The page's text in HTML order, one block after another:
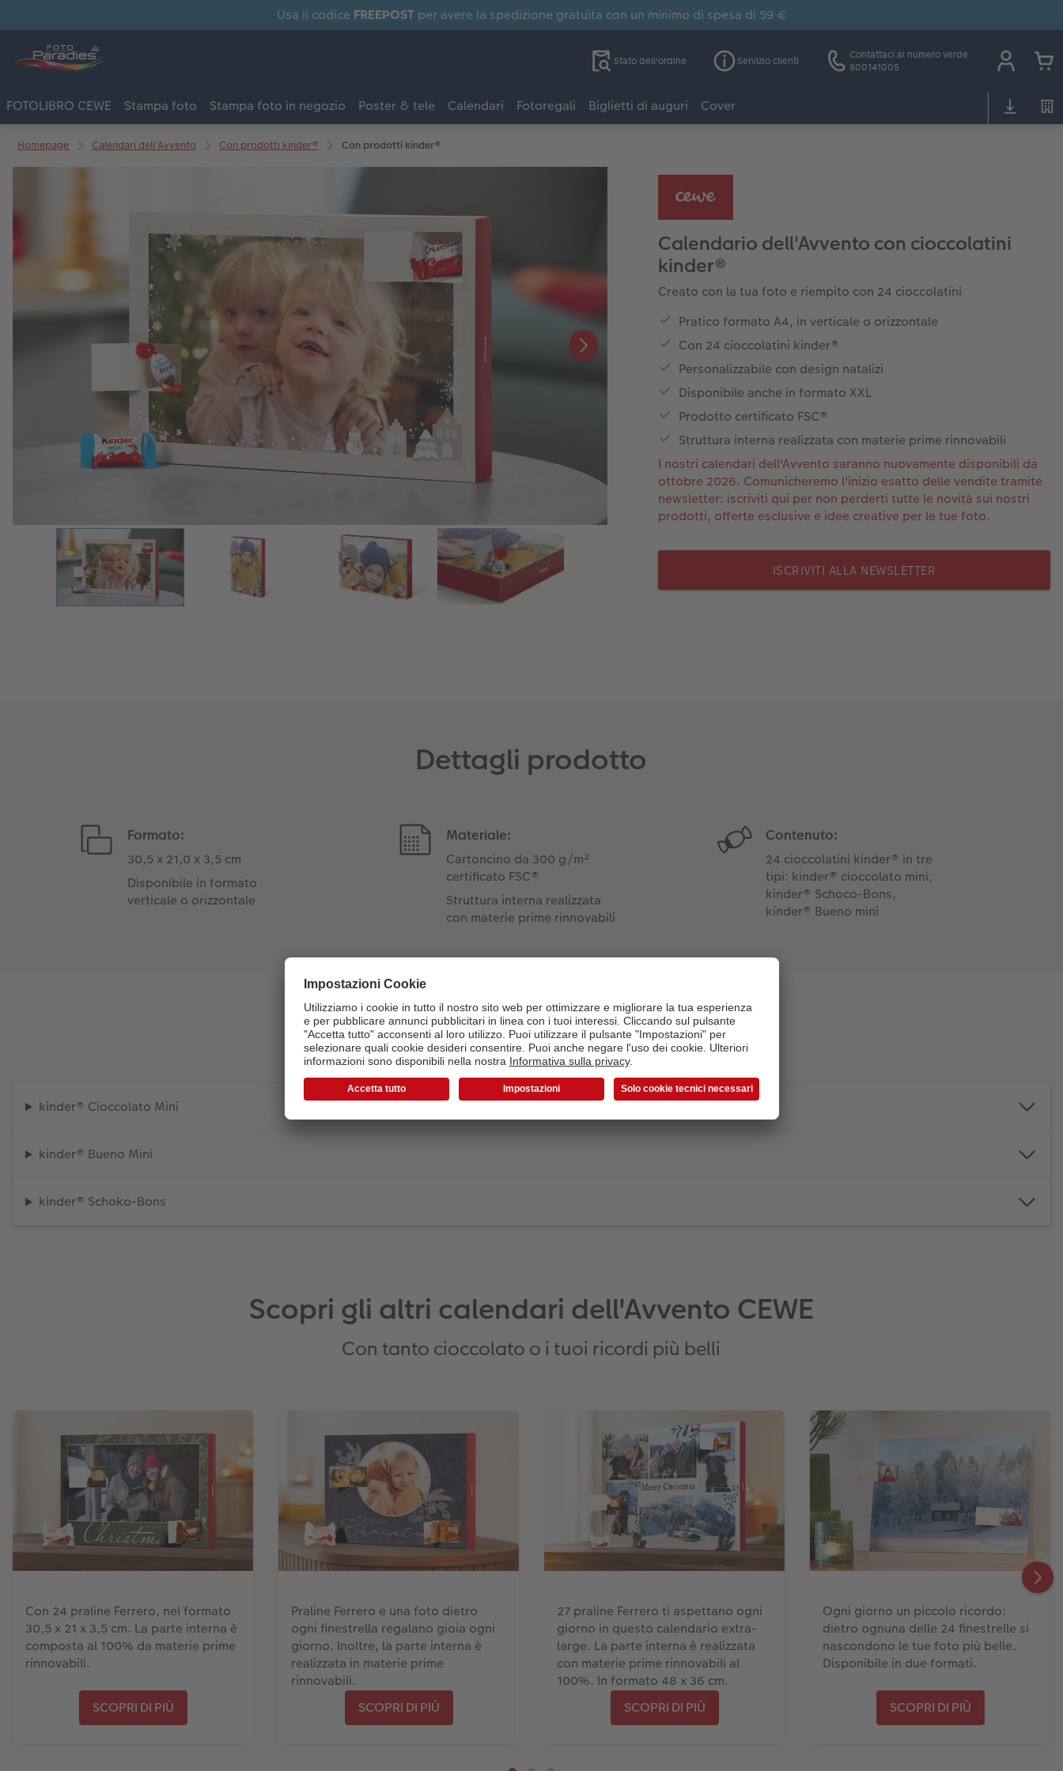
Usa il codice FREEPOST per avere la spedizione gratuita con un minimo di spesa di 59 €
Stato dell'ordine Servizio clienti
Contattaci al numero verde
800141005
FOTOLIBRO CEWE Stampa foto Stampa foto in negozio Poster & tele Calendari Fotoregali Biglietti di auguri Cover
Homepage Calendari dell'Avvento Con prodotti kinder® Con prodotti kinder®
Calendario dell'Avvento con cioccolatini
kinder®
Creato con la tua foto e riempito con 24 cioccolatini
Pratico formato A4, in verticale o orizzontale
Con 24 cioccolatini kinder®
Personalizzabile con design natalizi
Disponibile anche in formato XXL
Prodotto certificato FSC®
Struttura interna realizzata con materie prime rinnovabili
I nostri calendari dell'Avvento saranno nuovamente disponibili da
ottobre 2026. Comunicheremo l'inizio esatto delle vendite tramite
newsletter: iscriviti qui per non perderti tutte le novità sui nostri
prodotti, offerte esclusive e idee creative per le tue foto.
ISCRIVITI ALLA NEWSLETTER
Dettagli prodotto
Formato:
30,5 x 21,0 x 3,5 cm
Disponibile in formato
verticale o orizzontale
Materiale:
Cartoncino da 300 g/m²
certificato FSC®
Struttura interna realizzata
con materie prime rinnovabili
Contenuto:
24 cioccolatini kinder® in tre
tipi: kinder® cioccolato mini,
kinder® Schoco-Bons,
kinder® Bueno mini
Ingredienti dei prodotti kinder®
kinder® Cioccolato Mini
kinder® Bueno Mini
kinder® Schoko-Bons
Scopri gli altri calendari dell'Avvento CEWE
Con tanto cioccolato o i tuoi ricordi più belli
Con 24 praline Ferrero, nel formato
30,5 x 21 x 3,5 cm. La parte interna è
composta al 100% da materie prime
rinnovabili.
SCOPRI DI PIÙ
Praline Ferrero e una foto dietro
ogni finestrella regalano gioia ogni
giorno. Inoltre, la parte interna è
realizzata in materie prime
rinnovabili.
SCOPRI DI PIÙ
27 praline Ferrero ti aspettano ogni
giorno in questo calendario extra-
large. La parte interna è realizzata
con materie prime rinnovabili al
100%. In formato 48 x 36 cm.
SCOPRI DI PIÙ
Ogni giorno un piccolo ricordo:
dietro ognuna delle 24 finestrelle si
nascondono le tue foto più belle.
Disponibile in due formati.
SCOPRI DI PIÙ